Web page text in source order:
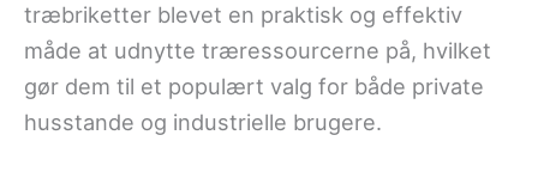
træbriketter blevet en praktisk og effektiv
måde at udnytte træressourcerne på, hvilket
gør dem til et populært valg for både private
husstande og industrielle brugere.